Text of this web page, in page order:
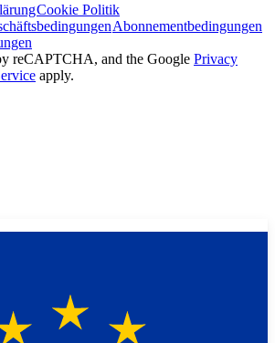
Cookie Politik
Abonnementbedingungen
reCAPTCHA, and the Google Privacy
apply.